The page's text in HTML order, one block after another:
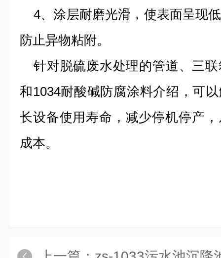
4、涂层耐磨光滑，使表面呈现
防止异物粘附。
针对脱硫废水处理的管道、三
和1034耐酸碱防腐涂料介绍，可
长设备使用寿命，减少停机停产
成本。